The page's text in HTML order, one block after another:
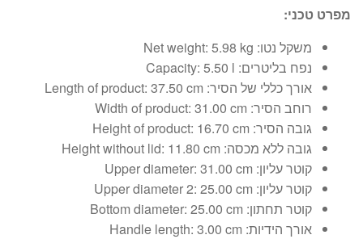
מפרט טכני:
משקל נטו: Net weight: 5.98 kg
נפח בליטרים: Capacity: 5.50 l
אורך כללי של הסיר: Length of product: 37.50 cm
רוחב הסיר: Width of product: 31.00 cm
גובה הסיר: Height of product: 16.70 cm
גובה ללא מכסה: Height without lid: 11.80 cm
קוטר עליון: Upper diameter: 31.00 cm
קוטר עליון: Upper diameter 2: 25.00 cm
קוטר תחתון: Bottom diameter: 25.00 cm
אורך הידיות: Handle length: 3.00 cm